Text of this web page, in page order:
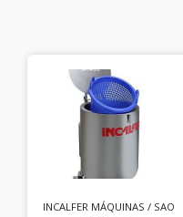
INCALFER MÁQUINAS / SAO